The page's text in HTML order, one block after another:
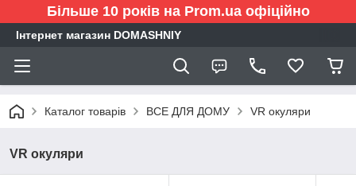
Більше 10 років на Prom.ua офіційно
Інтернет магазин DOMASHNIY
Каталог товарів ВСЕ ДЛЯ ДОМУ VR окуляри
VR окуляри